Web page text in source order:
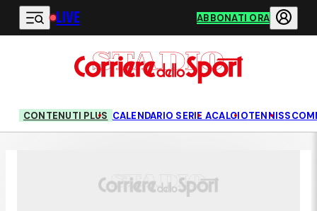
Vai al contenuto principale
LIVE ABBONATI ORA
CONTENUTI PLUS CALENDARIO SERIE ACALCIOTENNIS